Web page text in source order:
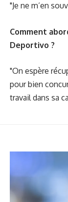
"Je ne m’en
Comment
Deportivo ?
"On espère
pour bien
travail dans sa